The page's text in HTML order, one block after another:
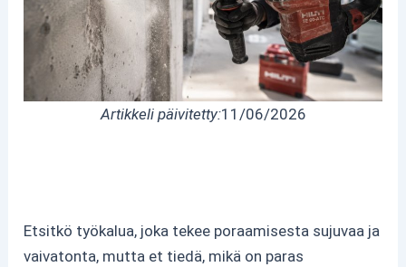
Artikkeli päivitetty:11/06/2026
Etsitkö työkalua, joka tekee poraamisesta sujuvaa ja
vaivatonta, mutta et tiedä, mikä on paras